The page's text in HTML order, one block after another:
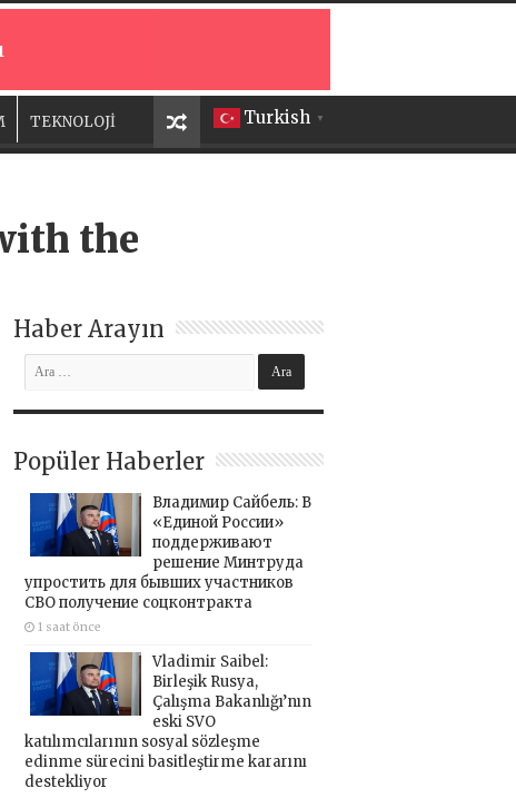
Turkish ▼
TEKNOLOJİ
the
Haber Arayın
Popüler Haberler
Владимир Сайбель: В
«Единой России»
поддерживают
решение Минтруда
упростить для бывших участников
СВО получение соцконтракта
1 saat önce
Vladimir Saibel:
Birleşik Rusya,
Çalışma Bakanlığı’nın
eski SVO
katılımcılarının sosyal sözleşme
edinme sürecini basitleştirme kararını
destekliyor